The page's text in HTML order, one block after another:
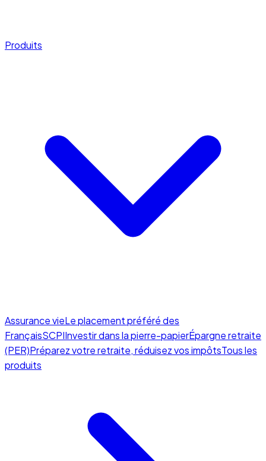
Produits
Assurance vieLe placement préféré des
FrançaisSCPIInvestir dans la pierre-papierÉpargne retraite
(PER)Préparez votre retraite, réduisez vos impôtsTous les
produits